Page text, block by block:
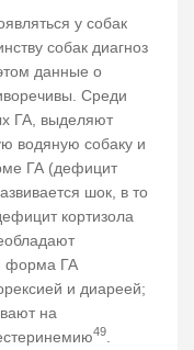
у собак
собак диагноз
данные о
Среди
ГА, выделяют
водяную собаку и
ГА (дефицит
шок, в то
кортизола
форма ГА
и диареей;
на
49